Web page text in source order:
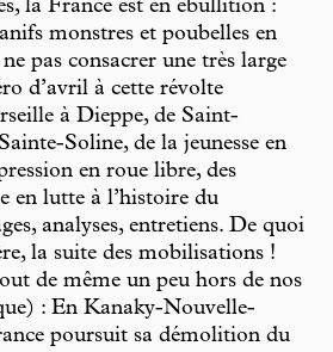
la France est en ébullition :
monstres et poubelles en
pas consacrer une très large
d’avril à cette révolte
à Dieppe, de Saint-
Soline, de la jeunesse en
en roue libre, des
en lutte à l’histoire du
analyses, entretiens. De quoi
la suite des mobilisations !
de même un peu hors de nos
: En Kanaky-Nouvelle-
poursuit sa démolition du